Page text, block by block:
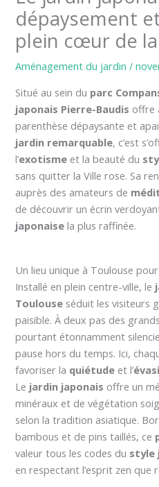
dépaysement
plein cœur de
Aménagement du jardin /
Situé au sein du parc
japonais Pierre-Baudis offre
parenthèse dépaysante et
jardin remarquable, c’est
l’exotisme et la beauté du
sans quitter la Ville rose. Sa
auprès des amateurs de
de découvrir un écrin
japonaise la plus raffinée.
Un lieu unique à Toulouse pour
Installé en plein centre-ville, le
Toulouse séduit les visiteurs
paisible. À deux pas des
pourtant étonnamment
pause hors du temps. Ici,
favoriser la quiétude et l’
Le jardin japonais offre un
minéraux et de végétation
selon la tradition asiatique.
bambous et de pins taillés, ce
valeur tous les codes du style
en respectant l’esprit zen que